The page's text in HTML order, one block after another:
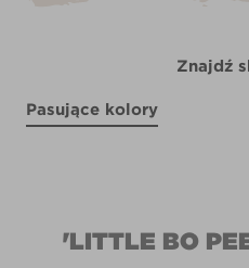
Znajdź
Pasujące kolory
'LITTLE BO